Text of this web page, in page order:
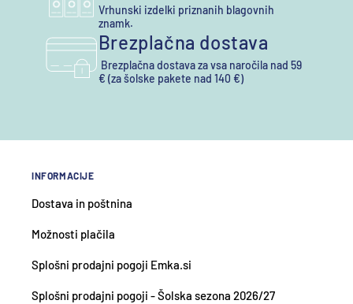
Vrhunski izdelki priznanih blagovnih
znamk.
Brezplačna dostava
Brezplačna dostava za vsa naročila nad 59
€ (za šolske pakete nad 140 €)
INFORMACIJE
Dostava in poštnina
Možnosti plačila
Splošni prodajni pogoji Emka.si
Splošni prodajni pogoji - Šolska sezona 2026/27